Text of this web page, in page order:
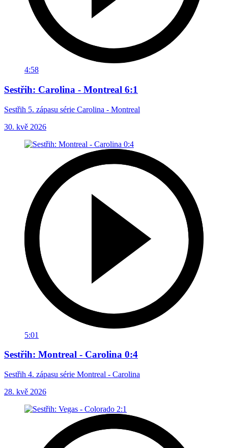
4:58
Sestřih: Carolina - Montreal 6:1
Sestřih 5. zápasu série Carolina - Montreal
30. kvě 2026
5:01
Sestřih: Montreal - Carolina 0:4
Sestřih 4. zápasu série Montreal - Carolina
28. kvě 2026